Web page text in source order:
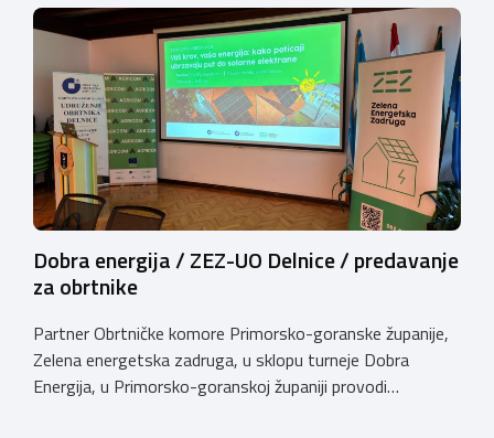
sporazum je zaključio predsjednik dr.sc. Emil Priskić, a u
ime Specijalne bolnice MEDICO, v.d. ravnatelja dr.sc. Aron
Grubešić, dr.med. Sporazumom se definiraju povoljniji
uvjeti za obrtnike, članove Komore, njihove zaposlenike
te članove uže obitelji obrtnika […]
Dobra energija / ZEZ-UO Delnice / predavanje
za obrtnike
Partner Obrtničke komore Primorsko-goranske županije,
Zelena energetska zadruga, u sklopu turneje Dobra
Energija, u Primorsko-goranskoj županiji provodi